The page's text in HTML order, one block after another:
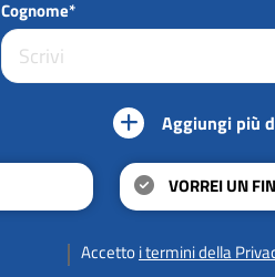
Cognome*
Aggiungi più
VORREI UN
Accettoi termini della